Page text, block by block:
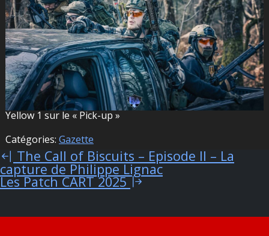
Yellow 1 sur le « Pick-up »
Catégories: Gazette
Navigation
de
The Call of Biscuits – Episode II – La
capture de Philippe Lignac
Les Patch CART 2025